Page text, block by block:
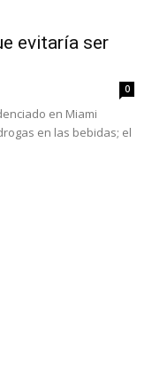
evitaría ser
0
en Miami
en las bebidas; el